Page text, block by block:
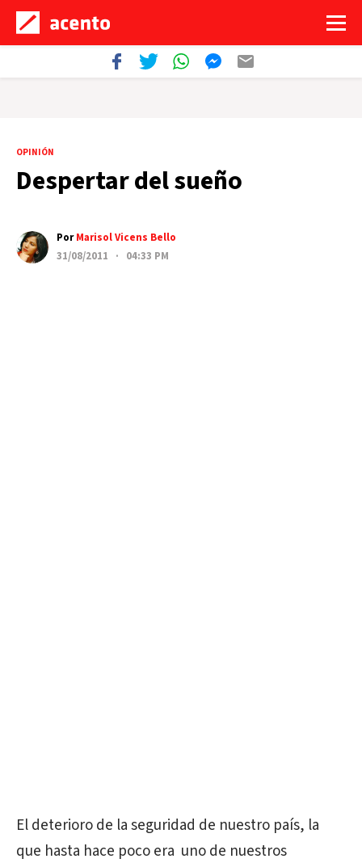
OPINIÓN
Despertar del sueño
PorMarisol Vicens Bello
31/08/2011 · 04:33 PM
El deterioro de la seguridad de nuestro país, la
que hasta hace poco era uno de nuestros